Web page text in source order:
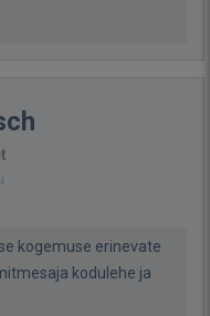
kogemuse erinevate
kodulehe ja